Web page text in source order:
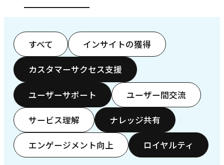
すべて インサイトの獲得
カスタマーサクセス支援
ユーザーサポート ユーザー間交流
サービス理解 ナレッジ共有
エンゲージメント向上 ロイヤルティ